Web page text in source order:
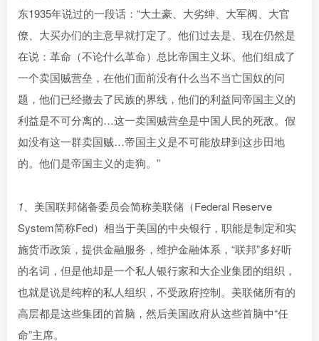
东1935年说过的一段话：“大土豪、大劣绅、大军阀、大官
僚、大买办们的主意早就打定了。他们过去是、现在仍然是
在说：革命（不论什么革命）总比帝国主义坏。他们组成了
一个卖国贼营垒，在他们面前没有什么当不当亡国奴的问
题，他们已经撤去了民族的界线，他们的利益同帝国主义的
利益是不可分离的…这一卖国贼营垒是中国人民的死敌。假
如没有这一群卖国贼…帝国主义是不可能放肆到这步田地
的。他们是帝国主义的走狗。”
1 、美国联邦储备委员会简称美联储（Federal Reserve
System简称Fed）相当于美国的中央银行，职能是制定和实
施货币政策，提供金融服务，维护金融体系，“联邦”多好听
的名词，但是他却是一个私人银行家和大企业集团的组织，
也就是说是纯粹的私人组织，不受政府控制。美联储所有的
高层都是这些集团的首脑，然后美国政府从这些首脑中“任
命”主席。